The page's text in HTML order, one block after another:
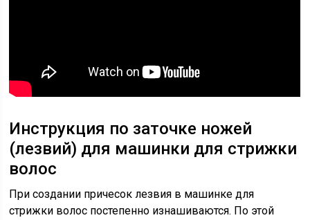
Инструкция по заточке ножей
(лезвий) для машинки для стрижки
волос
При создании причесок лезвия в машинке для
стрижки волос постепенно изнашиваются. По этой